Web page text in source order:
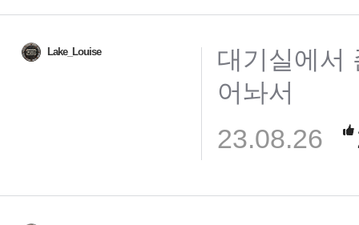
Lake_Louise
대기실에서
어놔서
23.08.26